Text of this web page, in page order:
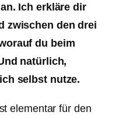
Ich erkläre dir
zwischen den drei
du beim
natürlich,
selbst nutze.
elementar für den